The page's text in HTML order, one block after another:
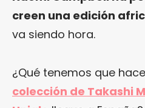
creen una edición
va siendo hora.
¿Qué tenemos que
colección de Takashi